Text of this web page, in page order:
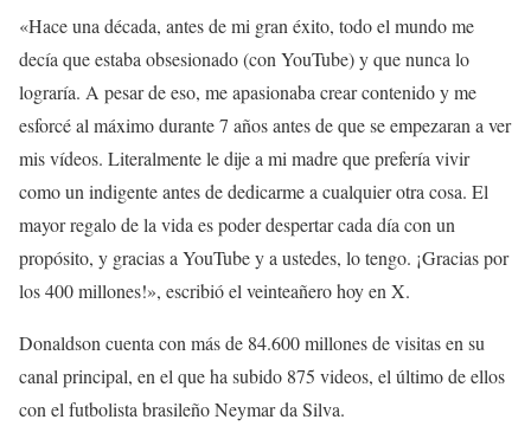
«Hace una década, antes de mi gran éxito, todo el mundo me
decía que estaba obsesionado (con YouTube) y que nunca lo
lograría. A pesar de eso, me apasionaba crear contenido y me
esforcé al máximo durante 7 años antes de que se empezaran a ver
mis vídeos. Literalmente le dije a mi madre que prefería vivir
como un indigente antes de dedicarme a cualquier otra cosa. El
mayor regalo de la vida es poder despertar cada día con un
propósito, y gracias a YouTube y a ustedes, lo tengo. ¡Gracias por
los 400 millones!», escribió el veinteañero hoy en X.
Donaldson cuenta con más de 84.600 millones de visitas en su
canal principal, en el que ha subido 875 videos, el último de ellos
con el futbolista brasileño Neymar da Silva.